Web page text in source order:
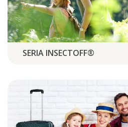
SERIA INSECTOFF®